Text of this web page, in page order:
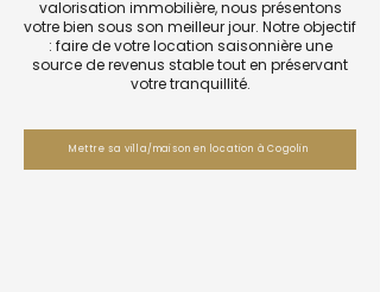
valorisation immobilière, nous présentons
votre bien sous son meilleur jour. Notre objectif
: faire de votre location saisonnière une
source de revenus stable tout en préservant
votre tranquillité.
Mettre sa villa/maison en location à Cogolin